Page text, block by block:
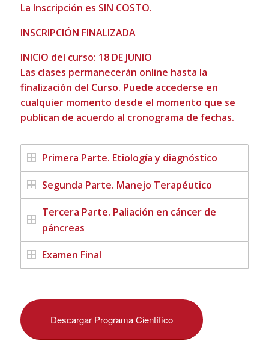
La Inscripción es SIN COSTO.
INSCRIPCIÓN FINALIZADA
INICIO del curso: 18 DE JUNIO
Las clases permanecerán online hasta la
finalización del Curso. Puede accederse en
cualquier momento desde el momento que se
publican de acuerdo al cronograma de fechas.
Primera Parte. Etiología y diagnóstico
Segunda Parte. Manejo Terapéutico
Tercera Parte. Paliación en cáncer de
páncreas
Examen Final
Descargar Programa Científico